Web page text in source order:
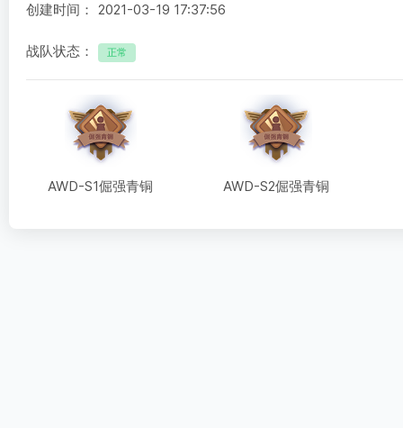
创建时间： 2021-03-19 17:37:56
战队状态： 正常
AWD-S1倔强青铜 AWD-S2倔强青铜